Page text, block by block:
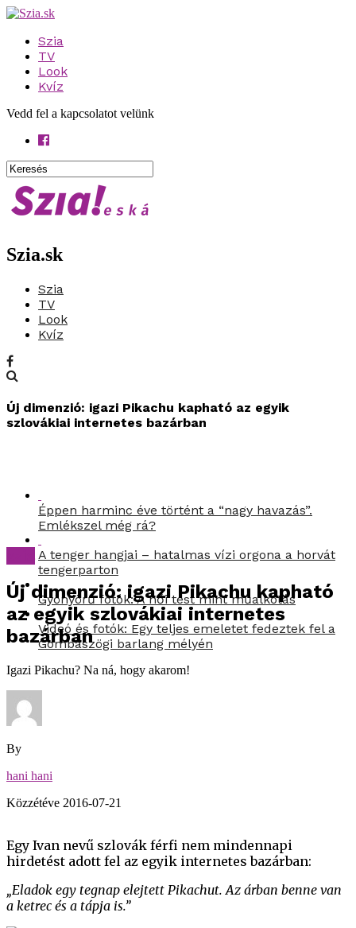
Szia
TV
Look
Kvíz
Vedd fel a kapcsolatot velünk
Szia.sk
Szia
TV
Look
Kvíz
Új dimenzió: igazi Pikachu kapható az egyik
szlovákiai internetes bazárban
Éppen harminc éve történt a “nagy havazás”.
Emlékszel még rá?
A tenger hangjai – hatalmas vízi orgona a horvát
tengerparton
Gyönyörű fotók: A női test mint műalkotás
Videó és fotók: Egy teljes emeletet fedeztek fel a
Gombaszögi barlang mélyén
Új dimenzió: igazi Pikachu kapható
az egyik szlovákiai internetes
bazárban
Igazi Pikachu? Na ná, hogy akarom!
By
hani hani
Közzétéve 2016-07-21
Egy Ivan nevű szlovák férfi nem mindennapi
hirdetést adott fel az egyik internetes bazárban:
„Eladok egy tegnap elejtett Pikachut. Az árban benne van
a ketrec és a tápja is.”